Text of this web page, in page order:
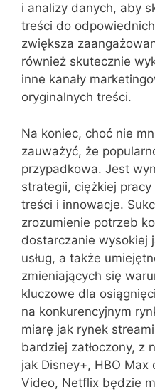
i analizy danych, aby
treści do
zwiększa
również skutecznie
inne kanały
oryginalnych treści.
Na koniec, choć nie
zauważyć, że
przypadkowa. Jest
strategii, ciężkiej
treści i innowacje.
zrozumienie potrzeb
dostarczanie wysokiej
usług, a także
zmieniających się
kluczowe dla
na konkurencyjnym
miarę jak rynek
bardziej zatłoczony, z
jak Disney+, HBO Max
Video, Netflix będzie